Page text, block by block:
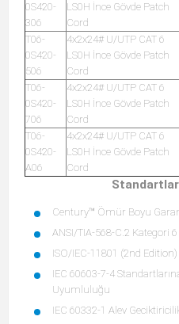
0S420-
306
LS0H İnce Gövde Patch
Cord
T06-
0S420-
506
4x2x24# U/UTP CAT 6
LS0H İnce Gövde Patch
Cord
T06-
0S420-
706
4x2x24# U/UTP CAT 6
LS0H İnce Gövde Patch
Cord
T06-
0S420-
A06
4x2x24# U/UTP CAT 6
LS0H İnce Gövde Patch
Cord
Century™ Ömür Boyu
ANSI/TIA-568-C.2 Kategori
ISO/IEC-11801 (2nd
IEC 60603-7-4
Uyumluluğu
IEC 60332-1 Alev